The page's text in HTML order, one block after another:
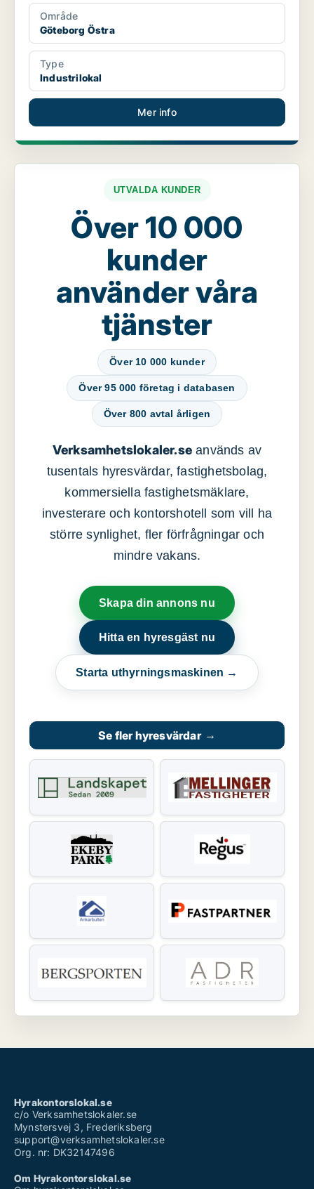
Område
Göteborg Östra
Type
Industrilokal
Mer info
UTVALDA KUNDER
Över 10 000
kunder
använder våra
tjänster
Över 10 000 kunder
Över 95 000 företag i databasen
Över 800 avtal årligen
Verksamhetslokaler.se används av
tusentals hyresvärdar, fastighetsbolag,
kommersiella fastighetsmäklare,
investerare och kontorshotell som vill ha
större synlighet, fler förfrågningar och
mindre vakans.
Skapa din annons nu
Hitta en hyresgäst nu
Starta uthyrningsmaskinen →
Se fler hyresvärdar →
Hyrakontorslokal.se
c/o Verksamhetslokaler.se
Mynstersvej 3, Frederiksberg
support@verksamhetslokaler.se
Org. nr: DK32147496
Om Hyrakontorslokal.se